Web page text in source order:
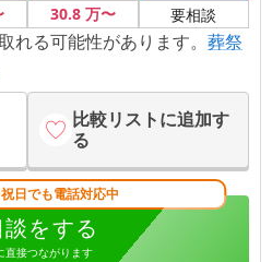
30.8万〜
要相談
れる可能性があります。 葬祭
比較リストに追加す
る
日でも電話対応中
をする
直接つながります